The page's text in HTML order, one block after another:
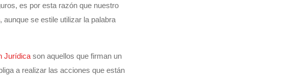
es por esta razón que nuestro
, aunque se estile utilizar la palabra
Jurídica son aquellos que firman un
a realizar las acciones que están